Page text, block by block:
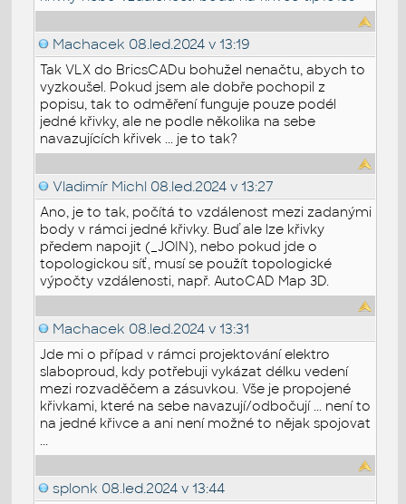
Machacek 08.led.2024 v 13:19
Tak VLX do BricsCADu bohužel nenačtu, abych to
vyzkoušel. Pokud jsem ale dobře pochopil z
popisu, tak to odměření funguje pouze podél
jedné křivky, ale ne podle několika na sebe
navazujících křivek ... je to tak?
Vladimír Michl 08.led.2024 v 13:27
Ano, je to tak, počítá to vzdálenost mezi zadanými
body v rámci jedné křivky. Buď ale lze křivky
předem napojit (_JOIN), nebo pokud jde o
topologickou síť, musí se použít topologické
výpočty vzdálenosti, např. AutoCAD Map 3D.
Machacek 08.led.2024 v 13:31
Jde mi o případ v rámci projektování elektro
slaboproud, kdy potřebuji vykázat délku vedení
mezi rozvaděčem a zásuvkou. Vše je propojené
křivkami, které na sebe navazují/odbočují ... není to
na jedné křivce a ani není možné to nějak spojovat
...
splonk 08.led.2024 v 13:44